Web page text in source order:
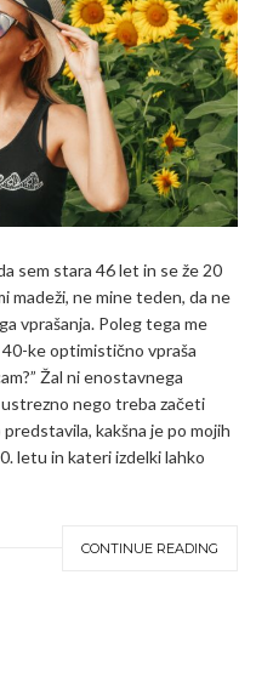
sem stara 46 let in se že 20
madeži, ne mine teden, da ne
vprašanja. Poleg tega me
ke optimistično vpraša
Žal ni enostavnega
ustrezno nego treba začeti
kakšna je po mojih
letu in kateri izdelki lahko
CONTINUE READING